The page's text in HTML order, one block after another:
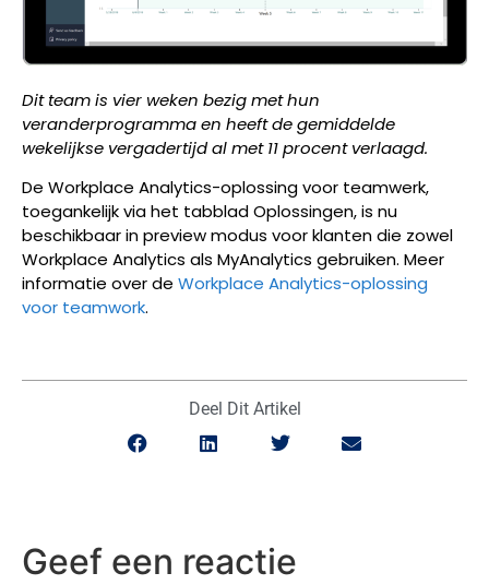
Dit team is vier weken bezig met hun
veranderprogramma en heeft de gemiddelde
wekelijkse vergadertijd al met 11 procent verlaagd.
De Workplace Analytics-oplossing voor teamwerk,
toegankelijk via het tabblad Oplossingen, is nu
beschikbaar in preview modus voor klanten die zowel
Workplace Analytics als MyAnalytics gebruiken. Meer
informatie over de Workplace Analytics-oplossing
voor teamwork.
Deel Dit Artikel
Geef een reactie